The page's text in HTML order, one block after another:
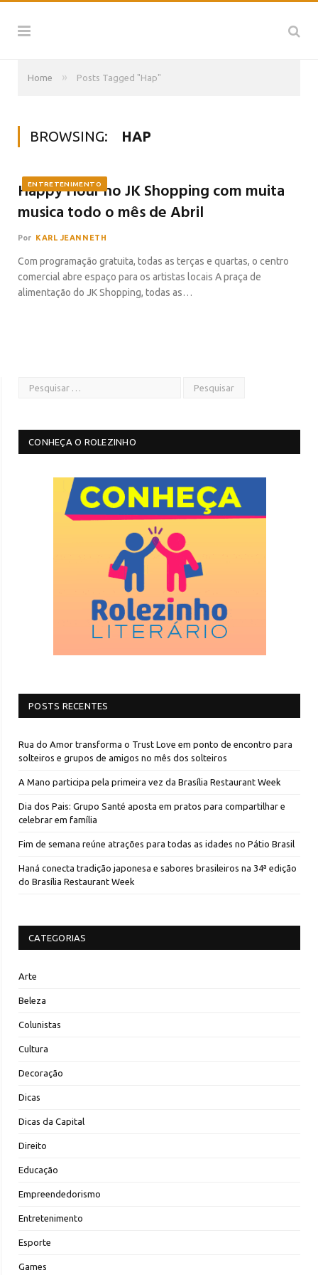
Home » Posts Tagged "Hap"
BROWSING: HAP
ENTRETENIMENTO
Happy Hour no JK Shopping com muita
musica todo o mês de Abril
Por KARL JEANNETH
Com programação gratuita, todas as terças e quartas, o centro
comercial abre espaço para os artistas locais A praça de
alimentação do JK Shopping, todas as…
CONHEÇA O ROLEZINHO
POSTS RECENTES
Rua do Amor transforma o Trust Love em ponto de encontro para
solteiros e grupos de amigos no mês dos solteiros
A Mano participa pela primeira vez da Brasília Restaurant Week
Dia dos Pais: Grupo Santé aposta em pratos para compartilhar e
celebrar em família
Fim de semana reúne atrações para todas as idades no Pátio Brasil
Haná conecta tradição japonesa e sabores brasileiros na 34ª edição
do Brasília Restaurant Week
CATEGORIAS
Arte
Beleza
Colunistas
Cultura
Decoração
Dicas
Dicas da Capital
Direito
Educação
Empreendedorismo
Entretenimento
Esporte
Games